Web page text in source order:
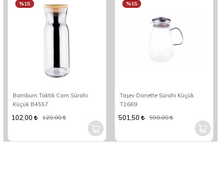
Bambum Taktik Cam Sürahi
Küçük B4557
%15
102,00 120,00
Taşev Danette Sürahi Küçük
T1669
%15
501,50 590,00